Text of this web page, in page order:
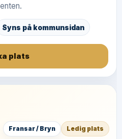
Syns på kommunsidan
plats
Fransar / Bryn Ledig plats